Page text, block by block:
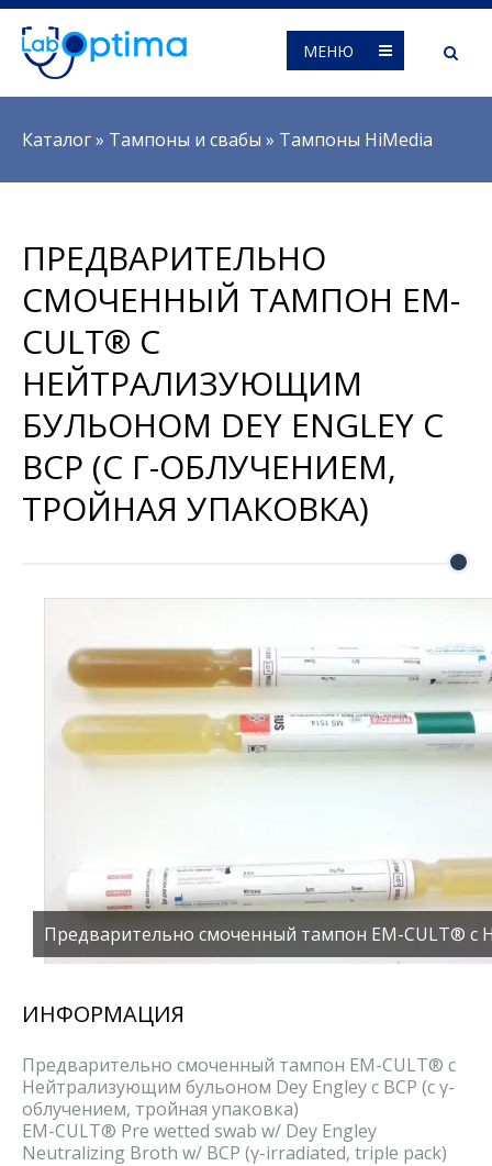
МЕНЮ
Вы здесь
Каталог» Тампоны и свабы » Тампоны HiMedia
ПРЕДВАРИТЕЛЬНО
СМОЧЕННЫЙ ТАМПОН EM-
CULT® С
НЕЙТРАЛИЗУЮЩИМ
БУЛЬОНОМ DEY ENGLEY С
BCP (С Γ-ОБЛУЧЕНИЕМ,
ТРОЙНАЯ УПАКОВКА)
Предварительно смоченный тампон EM-CULT® с
ИНФОРМАЦИЯ
Предварительно смоченный тампон EM-CULT® с
Нейтрализующим бульоном Dey Engley с BCP (с γ-
облучением, тройная упаковка)
EM-CULT® Pre wetted swab w/ Dey Engley
Neutralizing Broth w/ BCP (γ-irradiated, triple pack)